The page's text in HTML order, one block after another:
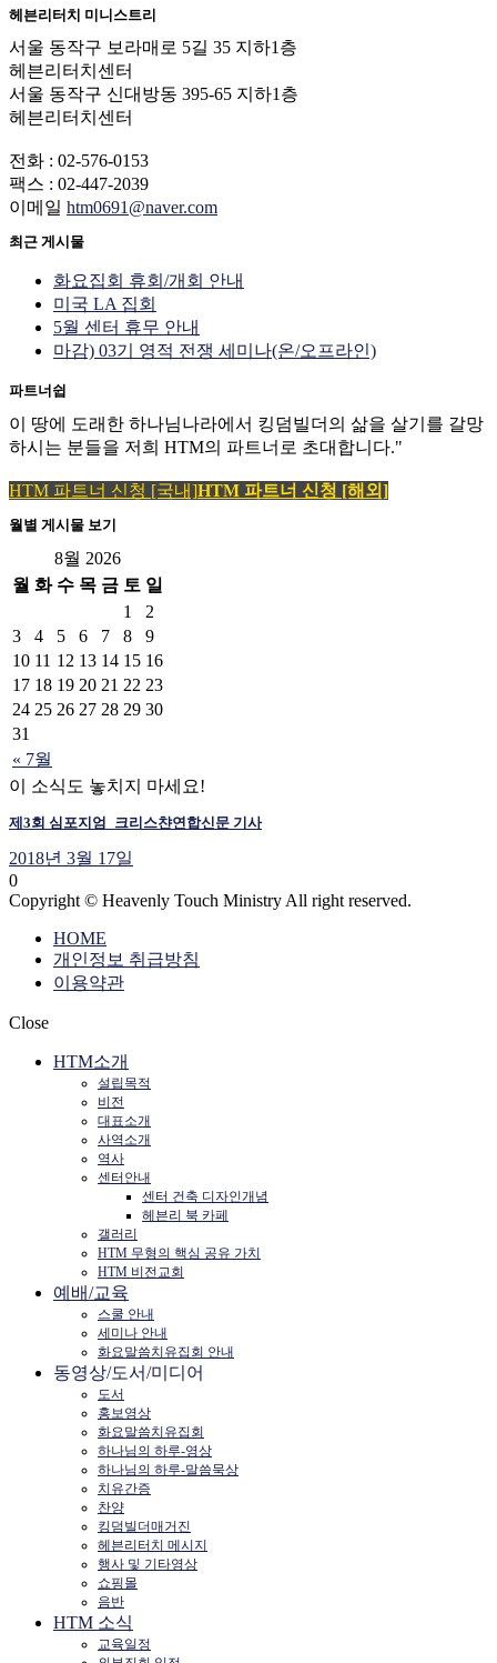
헤븐리터치 미니스트리
서울 동작구 보라매로 5길 35 지하1층
헤븐리터치센터
서울 동작구 신대방동 395-65 지하1층
헤븐리터치센터
전화 : 02-576-0153
팩스 : 02-447-2039
이메일 htm0691@naver.com
최근 게시물
화요집회 휴회/개회 안내
미국 LA 집회
5월 센터 휴무 안내
마감) 03기 영적 전쟁 세미나(온/오프라인)
파트너쉽
이 땅에 도래한 하나님나라에서 킹덤빌더의 삶을 살기를 갈망
하시는 분들을 저희 HTM의 파트너로 초대합니다."
HTM 파트너 신청 [국내]HTM 파트너 신청 [해외]
월별 게시물 보기
8월 2026
월 화 수 목 금 토 일
« 7월
1
2
3
4 5 6 7 8
9
10 11 12 13 14 15 16
17 18 19 20 21 22 23
24 25 26 27 28 29 30
31
이 소식도 놓치지 마세요!
제3회 심포지엄_크리스챤연합신문 기사
2018년 3월 17일
0
Copyright © Heavenly Touch Ministry All right reserved.
HOME
개인정보 취급방침
이용약관
Close
HTM소개
설립목적
비전
대표소개
사역소개
역사
센터안내
센터 건축 디자인개념
헤븐리 북 카페
갤러리
HTM 무형의 핵심 공유 가치
HTM 비전교회
예배/교육
스쿨 안내
세미나 안내
화요말씀치유집회 안내
동영상/도서/미디어
도서
홍보영상
화요말씀치유집회
하나님의 하루-영상
하나님의 하루-말씀묵상
치유간증
찬양
킹덤빌더매거진
헤븐리터치 메시지
행사 및 기타영상
쇼핑몰
음반
HTM 소식
교육일정